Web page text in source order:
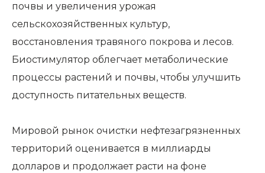
почвы и увеличения урожая
сельскохозяйственных культур,
восстановления травяного покрова и лесов.
Биостимулятор облегчает метаболические
процессы растений и почвы, чтобы улучшить
доступность питательных веществ.
Мировой рынок очистки нефтезагрязненных
территорий оценивается в миллиарды
долларов и продолжает расти на фоне